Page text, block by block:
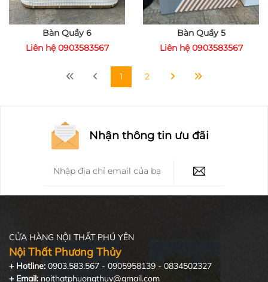
Bàn Quầy 6
Liên hệ 0903583567
Bàn Quầy 5
Liên hệ 0903583567
1 2
Nhận thông tin ưu đãi
CỬA HÀNG NỘI THẤT PHÚ YÊN
Nội Thất Phương Thủy
+ Hotline: 0903.583.567 - 0905958139 - 0834502327
+ Email: noithatphuongthuy@gmail.com